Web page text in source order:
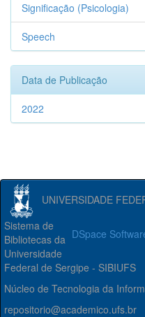
Significação (Psicologia)
Speech
Data de Publicação
2022
UNIVERSIDADE
DSpace
Sistema de
Bibliotecas da
Universidade
Federal de Sergipe - SIBIUFS
Núcleo de Tecnologia da
repositorio@academico.ufs.br